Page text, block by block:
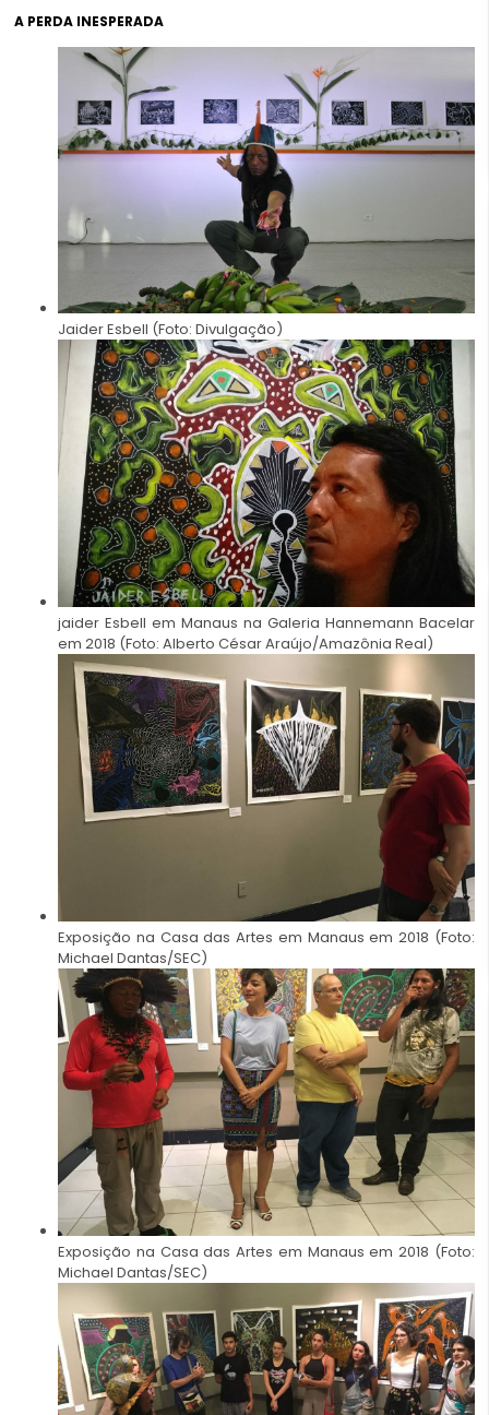
A PERDA INESPERADA
Jaider Esbell (Foto: Divulgação)
jaider Esbell em Manaus na Galeria Hannemann Bacelar
em 2018 (Foto: Alberto César Araújo/Amazônia Real)
Exposição na Casa das Artes em Manaus em 2018 (Foto:
Michael Dantas/SEC)
Exposição na Casa das Artes em Manaus em 2018 (Foto:
Michael Dantas/SEC)